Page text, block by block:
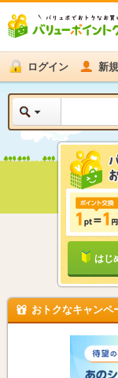
ログイン 新
はじ
おトクなキャンペ